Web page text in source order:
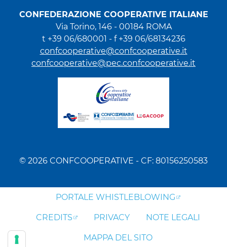
CONFEDERAZIONE COOPERATIVE ITALIANE
Via Torino, 146 - 00184 ROMA
t +39 06/680001 - f +39 06/68134236
confcooperative@confcooperative.it
confcooperative@pec.confcooperative.it
© 2026 CONFCOOPERATIVE - CF: 80156250583
PORTALE WHISTLEBLOWING
CREDITS PRIVACY NOTE LEGALI
MAPPA DEL SITO